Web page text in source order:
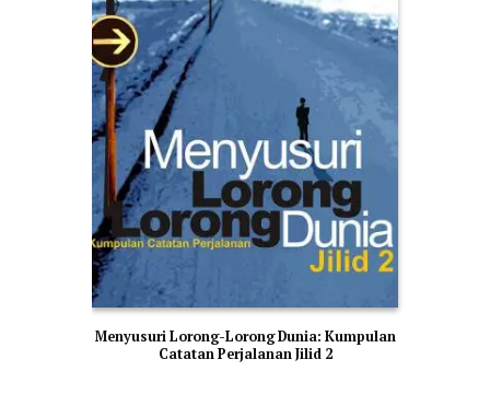
Menyusuri Lorong-Lorong Dunia: Kumpulan
Catatan Perjalanan Jilid 2